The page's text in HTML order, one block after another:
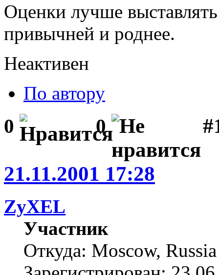
Оценки лучше
привычней и роднее.
Неактивен
По автору
0 0
21.11.2001 17:28
ZyXEL
Участник
Откуда: Moscow, Russia